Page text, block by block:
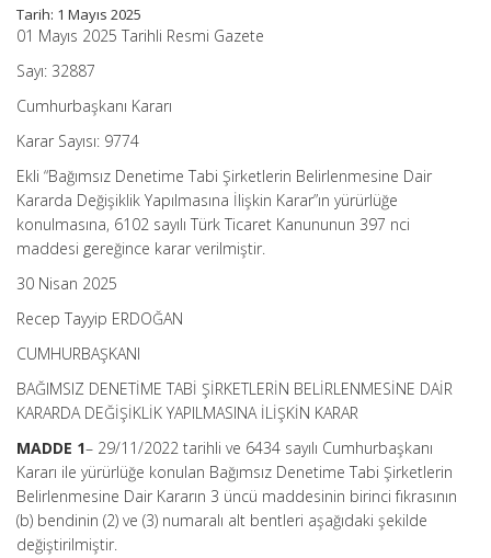
Tarih: 1 Mayıs 2025
01 Mayıs 2025 Tarihli Resmi Gazete
Sayı: 32887
Cumhurbaşkanı Kararı
Karar Sayısı: 9774
Ekli “Bağımsız Denetime Tabi Şirketlerin Belirlenmesine Dair
Kararda Değişiklik Yapılmasına İlişkin Karar”ın yürürlüğe
konulmasına, 6102 sayılı Türk Ticaret Kanununun 397 nci
maddesi gereğince karar verilmiştir.
30 Nisan 2025
Recep Tayyip ERDOĞAN
CUMHURBAŞKANI
BAĞIMSIZ DENETİME TABİ ŞİRKETLERİN BELİRLENMESİNE DAİR
KARARDA DEĞİŞİKLİK YAPILMASINA İLİŞKİN KARAR
MADDE 1– 29/11/2022 tarihli ve 6434 sayılı Cumhurbaşkanı
Kararı ile yürürlüğe konulan Bağımsız Denetime Tabi Şirketlerin
Belirlenmesine Dair Kararın 3 üncü maddesinin birinci fıkrasının
(b) bendinin (2) ve (3) numaralı alt bentleri aşağıdaki şekilde
değiştirilmiştir.